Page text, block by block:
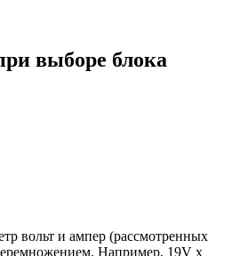
выборе блока
вольт и ампер (рассмотренных
Например, 19V x